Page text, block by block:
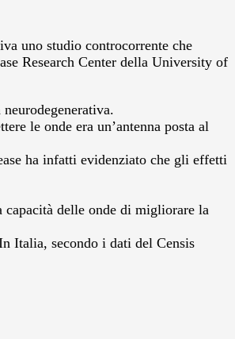
uno studio controcorrente che
Research Center della University of
le onde era un’antenna posta al
ha infatti evidenziato che gli effetti
capacità delle onde di migliorare la
Italia, secondo i dati del Censis